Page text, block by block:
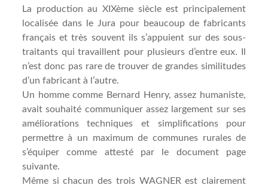
La production au XIXème siècle est principalement
localisée dans le Jura pour beaucoup de fabricants
français et très souvent ils s’appuient sur des sous-
traitants qui travaillent pour plusieurs d’entre eux. Il
n’est donc pas rare de trouver de grandes similitudes
d’un fabricant à l’autre.
Un homme comme Bernard Henry, assez humaniste,
avait souhaité communiquer assez largement sur ses
améliorations techniques et simplifications pour
permettre à un maximum de communes rurales de
s’équiper comme attesté par le document page
suivante.
Même si chacun des trois WAGNER est clairement